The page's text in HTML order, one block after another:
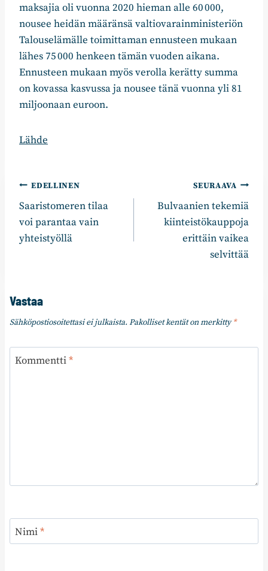
maksajia oli vuonna 2020 hieman alle 60 000,
nousee heidän määränsä valtiovarainministeriön
Talouselämälle toimittaman ennusteen mukaan
lähes 75 000 henkeen tämän vuoden aikana.
Ennusteen mukaan myös verolla kerätty summa
on kovassa kasvussa ja nousee tänä vuonna yli 81
miljoonaan euroon.
Lähde
Artikkelien
selaus
EDELLINEN
Saaristomeren tilaa
voi parantaa vain
yhteistyöllä
SEURAAVA
Bulvaanien tekemiä
kiinteistökauppoja
erittäin vaikea
selvittää
Vastaa
Sähköpostiosoitettasi ei julkaista. Pakolliset kentät on merkitty*
Kommentti*
Nimi*